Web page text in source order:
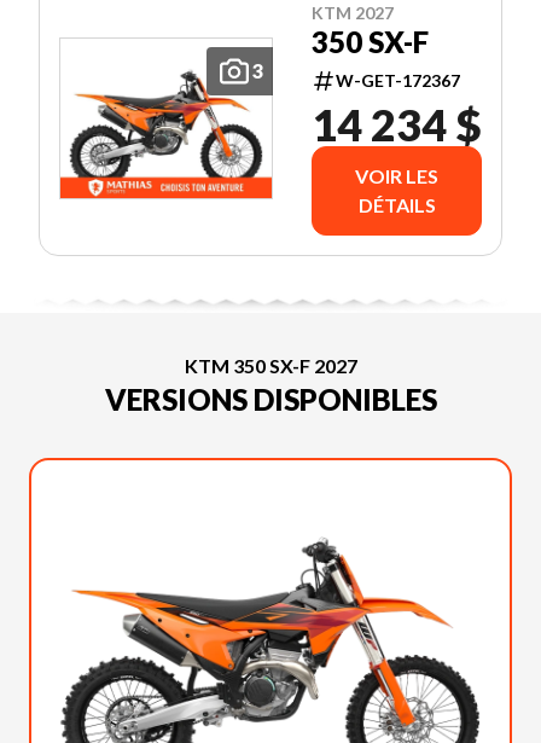
3
KTM 2027
350 SX-F
W-GET-172367
14 234 $
VOIR LES
DÉTAILS
KTM 350 SX-F 2027
VERSIONS DISPONIBLES